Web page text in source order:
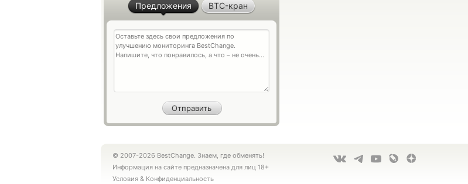
Предложения BTC-кран
© 2007-2026 BestChange. Знаем, где обменять!
Информация на сайте предназначена для лиц 18+
Условия & Конфиденциальность